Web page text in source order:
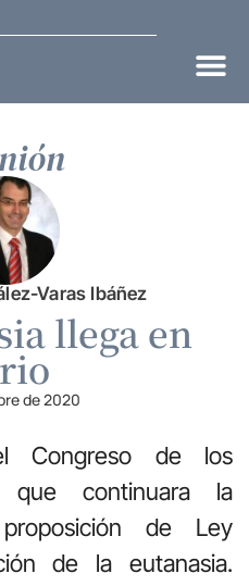
Varas Ibáñez
llega en
de 2020
Congreso de los
que continuara la
de Ley
de la eutanasia.